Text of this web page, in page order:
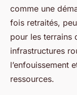
comme une
fois retraités,
pour les terrains
infrastructures
l’enfouissement
ressources.